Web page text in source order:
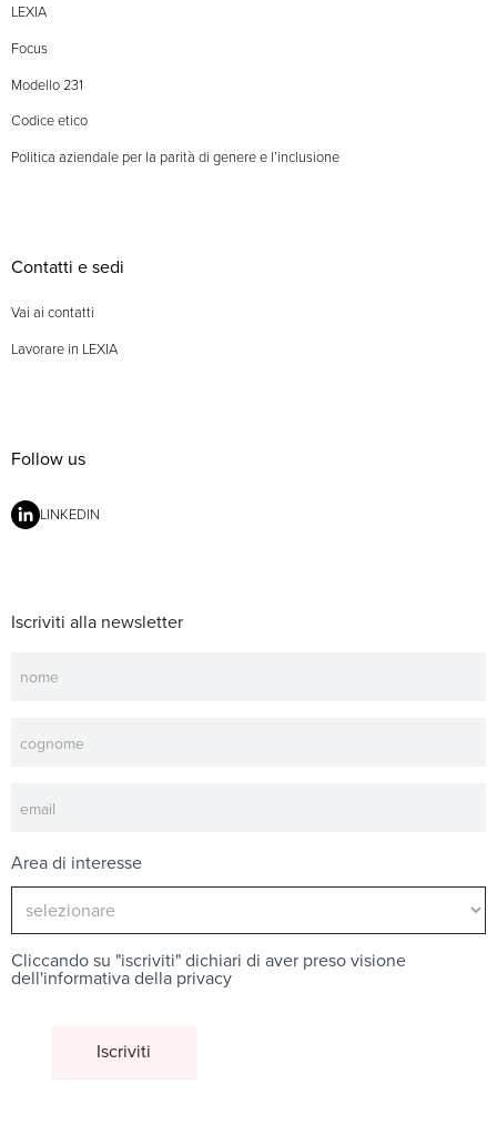
LEXIA
Focus
Modello 231
Codice etico
Politica aziendale per la parità di genere e l’inclusione
Contatti e sedi
Vai ai contatti
Lavorare in LEXIA
Follow us
LINKEDIN
Iscriviti alla newsletter
Area di interesse
Cliccando su "iscriviti" dichiari di aver preso visione
dell'informativa della privacy